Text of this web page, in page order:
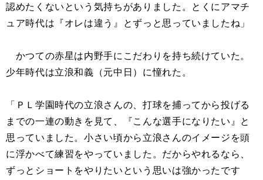
認めたくないという気持ちがありました。とくにアマチ
ュア時代は『オレは違う』とずっと思っていましたね」
かつての赤星は内野手にこだわりを持ち続けていた。
少年時代は立浪和義（元中日）に憧れた。
「ＰＬ学園時代の立浪さんの、打球を捕ってから投げる
までの一連の動きを見て、『こんな選手になりたい』と
思っていました。小さい頃から立浪さんのイメージを頭
に浮かべて練習をやっていました。だからやれるなら、
ずっとショートをやりたいという思いは強かったです